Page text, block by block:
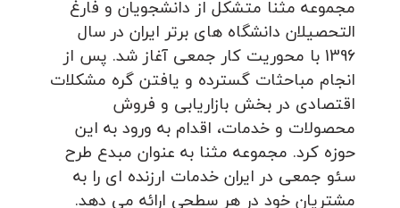
مجموعه مثنا متشکل از دانشجویان و فارغ
التحصیلان دانشگاه های برتر ایران در سال
1396 با محوریت کار جمعی آغاز شد. پس از
انجام مباحثات گسترده و یافتن گره مشکلات
اقتصادی در بخش بازاریابی و فروش
محصولات و خدمات، اقدام به ورود به این
حوزه کرد. مجموعه مثنا به عنوان مبدع طرح
سئو جمعی در ایران خدمات ارزنده ای را به
مشتریان خود در هر سطحی ارائه می دهد.